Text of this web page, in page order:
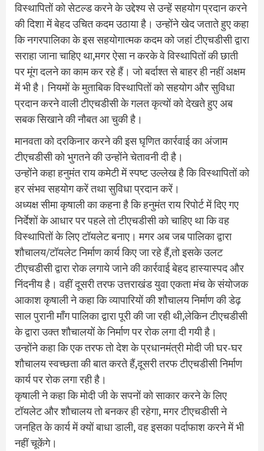
विस्थापितों को सेटल्ड करने के उद्देश्य से उन्हें सहयोग प्रदान करने
की दिशा में बेहद उचित कदम उठाया है। उन्होंने खेद जताते हुए कहा
कि नगरपालिका के इस सहयोगात्मक कदम को जहां टीएचडीसी द्वारा
सराहा जाना चाहिए था,मगर ऐसा न करके वे विस्थापितों की छाती
पर मूंग दलने का काम कर रहे हैं। जो बर्दाश्त से बाहर ही नहीं अक्षम
में भी है। नियमों के मुताबिक विस्थापितों को सहयोग और सुविधा
प्रदान करने वाली टीएचडीसी के गलत कृत्यों को देखते हुए अब
सबक सिखाने की नौबत आ चुकी है।
मानवता को दरकिनार करने की इस घृणित कार्रवाई का अंजाम
टीएचडीसी को भुगतने की उन्होंने चेतावनी दी है।
उन्होंने कहा हनुमंत राय कमेटी में स्पष्ट उल्लेख है कि विस्थापितों को
हर संभव सहयोग करें तथा सुविधा प्रदान करें।
अध्यक्ष सीमा कृषाली का कहना है कि हनुमंत राय रिपोर्ट में दिए गए
निर्देशों के आधार पर पहले तो टीएचडीसी को चाहिए था कि वह
विस्थापितों के लिए टॉयलेट बनाए। मगर अब जब पालिका द्वारा
शौचालय/टॉयलेट निर्माण कार्य किए जा रहे हैं,तो इसके उलट
टीएचडीसी द्वारा रोक लगाये जाने की कार्रवाई बेहद हास्यास्पद और
निंदनीय है। वहीं दूसरी तरफ उत्तराखंड युवा एकता मंच के संयोजक
आकाश कृषाली ने कहा कि व्यापारियों की शौचालय निर्माण की डेढ़
साल पुरानी माँग पालिका द्वारा पूरी की जा रही थी,लेकिन टीएचडीसी
के द्वारा उक्त शौचालयों के निर्माण पर रोक लगा दी गयी है।
उन्होंने कहा कि एक तरफ तो देश के प्रधानमंत्री मोदी जी घर-घर
शौचालय स्वच्छता की बात करते हैं,दूसरी तरफ टीएचडीसी निर्माण
कार्य पर रोक लगा रही है।
कृषाली ने कहा कि मोदी जी के सपनों को साकार करने के लिए
टॉयलेट और शौचालय तो बनकर ही रहेगा, मगर टीएचडीसी ने
जनहित के कार्य में क्यों बाधा डाली, वह इसका पर्दाफाश करने में भी
नहीं चूकेंगे।